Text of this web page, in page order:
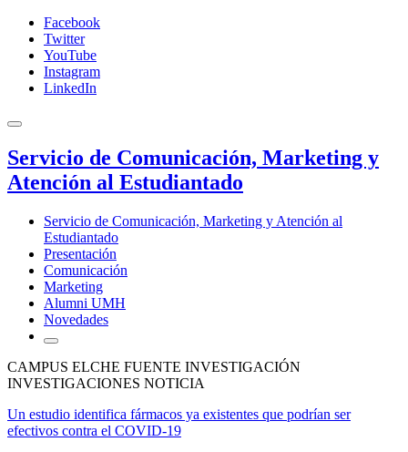
Facebook
Twitter
YouTube
Instagram
LinkedIn
Servicio de Comunicación, Marketing y
Atención al Estudiantado
Servicio de Comunicación, Marketing y Atención al
Estudiantado
Presentación
Comunicación
Marketing
Alumni UMH
Novedades
CAMPUS ELCHE FUENTE INVESTIGACIÓN
INVESTIGACIONES NOTICIA
Un estudio identifica fármacos ya existentes que podrían ser
efectivos contra el COVID-19